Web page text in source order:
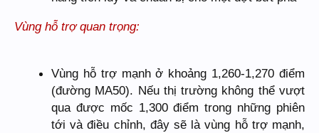
Vùng hỗ trợ quan trọng:
Vùng hỗ trợ mạnh ở khoảng 1,260-1,270 điểm
(đường MA50). Nếu thị trường không thể vượt
qua được mốc 1,300 điểm trong những phiên
tới và điều chỉnh, đây sẽ là vùng hỗ trợ mạnh,